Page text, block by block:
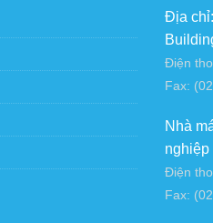
Địa
Điện
Fax:
Nhà
nghiệp
Điện
Fax: